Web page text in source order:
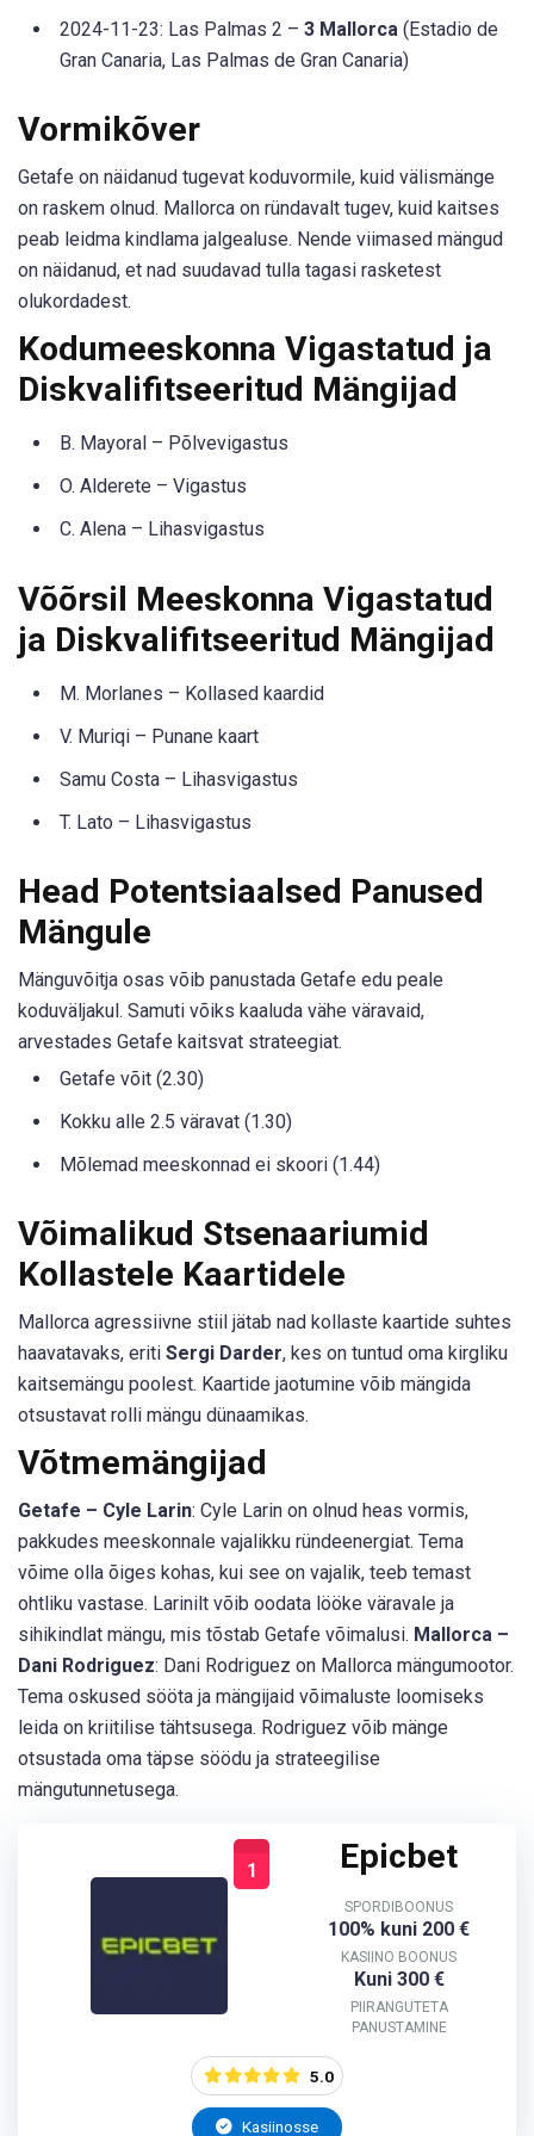
2024-11-23: Las Palmas 2 – 3 Mallorca (Estadio de
Gran Canaria, Las Palmas de Gran Canaria)
Vormikõver
Getafe on näidanud tugevat koduvormile, kuid välismänge
on raskem olnud. Mallorca on ründavalt tugev, kuid kaitses
peab leidma kindlama jalgealuse. Nende viimased mängud
on näidanud, et nad suudavad tulla tagasi rasketest
olukordadest.
Kodumeeskonna Vigastatud ja
Diskvalifitseeritud Mängijad
B. Mayoral – Põlvevigastus
O. Alderete – Vigastus
C. Alena – Lihasvigastus
Võõrsil Meeskonna Vigastatud
ja Diskvalifitseeritud Mängijad
M. Morlanes – Kollased kaardid
V. Muriqi – Punane kaart
Samu Costa – Lihasvigastus
T. Lato – Lihasvigastus
Head Potentsiaalsed Panused
Mängule
Mänguvõitja osas võib panustada Getafe edu peale
koduväljakul. Samuti võiks kaaluda vähe väravaid,
arvestades Getafe kaitsvat strateegiat.
Getafe võit (2.30)
Kokku alle 2.5 väravat (1.30)
Mõlemad meeskonnad ei skoori (1.44)
Võimalikud Stsenaariumid
Kollastele Kaartidele
Mallorca agressiivne stiil jätab nad kollaste kaartide suhtes
haavatavaks, eriti Sergi Darder, kes on tuntud oma kirgliku
kaitsemängu poolest. Kaartide jaotumine võib mängida
otsustavat rolli mängu dünaamikas.
Võtmemängijad
Getafe – Cyle Larin: Cyle Larin on olnud heas vormis,
pakkudes meeskonnale vajalikku ründeenergiat. Tema
võime olla õiges kohas, kui see on vajalik, teeb temast
ohtliku vastase. Larinilt võib oodata lööke väravale ja
sihikindlat mängu, mis tõstab Getafe võimalusi. Mallorca –
Dani Rodriguez: Dani Rodriguez on Mallorca mängumootor.
Tema oskused sööta ja mängijaid võimaluste loomiseks
leida on kriitilise tähtsusega. Rodriguez võib mänge
otsustada oma täpse söödu ja strateegilise
mängutunnetusega.
1 Epicbet
SPORDIBOONUS
100% kuni 200 €
KASIINO BOONUS
Kuni 300 €
PIIRANGUTETA
PANUSTAMINE
5.0
Kasiinosse